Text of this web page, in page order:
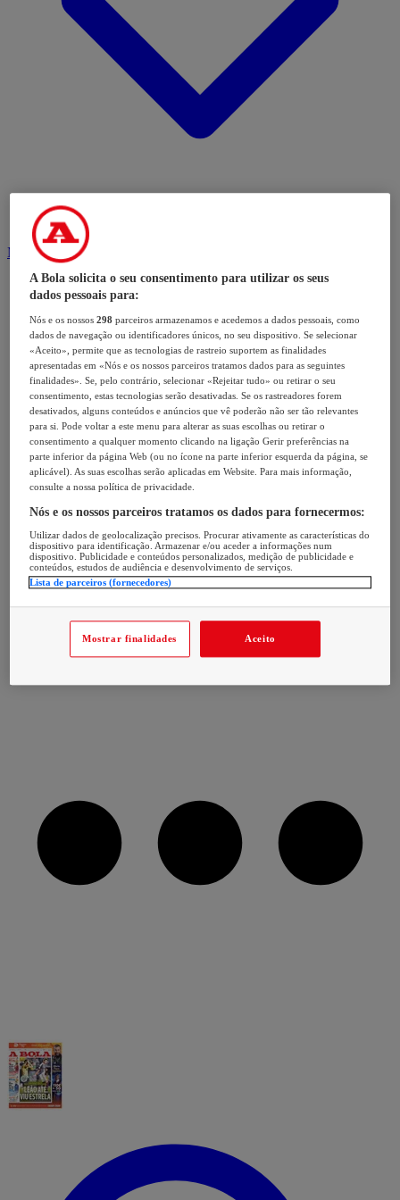
Modalidades
A Bola solicita o seu consentimento para utilizar os seus
dados pessoais para:
Nós e os nossos298 parceiros armazenamos e acedemos a dados pessoais, como
dados de navegação ou identificadores únicos, no seu dispositivo. Se selecionar
«Aceito», permite que as tecnologias de rastreio suportem as finalidades
apresentadas em «Nós e os nossos parceiros tratamos dados para as seguintes
finalidades». Se, pelo contrário, selecionar «Rejeitar tudo» ou retirar o seu
consentimento, estas tecnologias serão desativadas. Se os rastreadores forem
desativados, alguns conteúdos e anúncios que vê poderão não ser tão relevantes
para si. Pode voltar a este menu para alterar as suas escolhas ou retirar o
consentimento a qualquer momento clicando na ligação Gerir preferências na
parte inferior da página Web (ou no ícone na parte inferior esquerda da página, se
aplicável). As suas escolhas serão aplicadas em Website. Para mais informação,
consulte a nossa política de privacidade.
Nós e os nossos parceiros tratamos os dados para fornecermos:
Utilizar dados de geolocalização precisos. Procurar ativamente as características do
dispositivo para identificação. Armazenar e/ou aceder a informações num
dispositivo. Publicidade e conteúdos personalizados, medição de publicidade e
conteúdos, estudos de audiência e desenvolvimento de serviços.
Lista de parceiros (fornecedores)
Mostrar finalidades Aceito